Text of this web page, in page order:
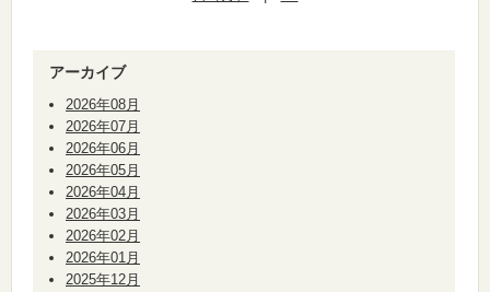
アーカイブ
2026年08月
2026年07月
2026年06月
2026年05月
2026年04月
2026年03月
2026年02月
2026年01月
2025年12月